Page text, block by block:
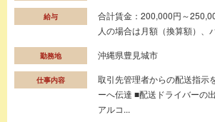
給与
合計賃金：200,000円～
人の場合は月額（換算額）、
勤務地 沖縄県豊見城市
仕事内容
取引先管理者からの配送指示
ーへ伝達 ■配送ドライバーの
アルコ...